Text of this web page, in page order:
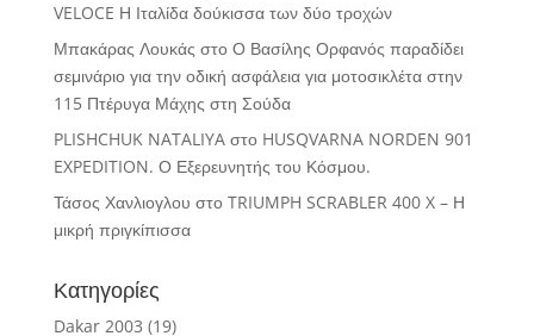
VELOCE Η Ιταλίδα δούκισσα των δύο τροχών
Μπακάρας Λουκάς στο Ο Βασίλης Ορφανός παραδίδει
σεμινάριο για την οδική ασφάλεια για μοτοσικλέτα στην
115 Πτέρυγα Μάχης στη Σούδα
PLISHCHUK NATALIYAστο HUSQVARNA NORDEN 901
EXPEDITION. Ο Εξερευνητής του Κόσμου.
Τάσος Χανλιογλου στο TRIUMPH SCRABLER 400 X – Η
μικρή πριγκίπισσα
Κατηγορίες
Dakar 2003 (19)